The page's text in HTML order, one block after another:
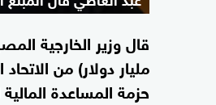
مليار دولار) من
حزمة المساعدة المالية لدعم